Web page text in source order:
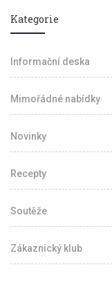
Kategorie
Informační deska
Mimořádné nabídky
Novinky
Recepty
Soutěže
Zákaznický klub